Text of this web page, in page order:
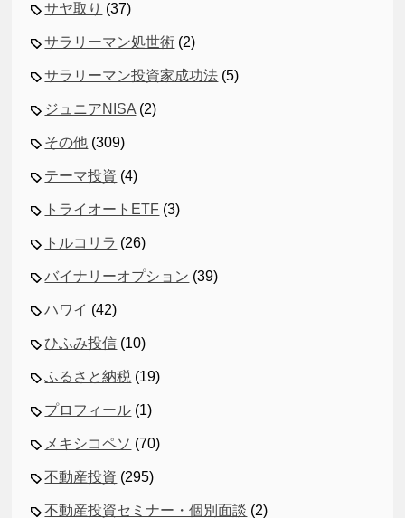
サヤ取り (37)
サラリーマン処世術 (2)
サラリーマン投資家成功法 (5)
ジュニアNISA (2)
その他 (309)
テーマ投資 (4)
トライオートETF (3)
トルコリラ (26)
バイナリーオプション (39)
ハワイ (42)
ひふみ投信 (10)
ふるさと納税 (19)
プロフィール (1)
メキシコペソ (70)
不動産投資 (295)
不動産投資セミナー・個別面談 (2)